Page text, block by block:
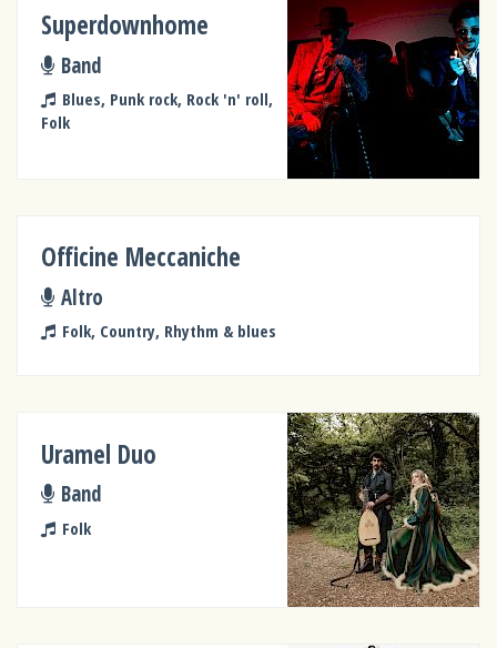
Superdownhome
Band
Blues, Punk rock, Rock 'n' roll,
Folk
Officine Meccaniche
Altro
Folk, Country, Rhythm & blues
Uramel Duo
Band
Folk